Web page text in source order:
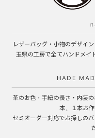
レザーバッグ・小物のデザイ
玉県の工房で全てハンドメイ
HADE
革のお色・手紐の長さ・内装
本、１本お作
セミオーダー対応でお探しの